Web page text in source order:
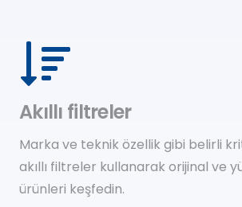
Akıllı filtreler
Marka ve teknik özellik gibi belirli
akıllı filtreler kullanarak orijinal ve
ürünleri keşfedin.